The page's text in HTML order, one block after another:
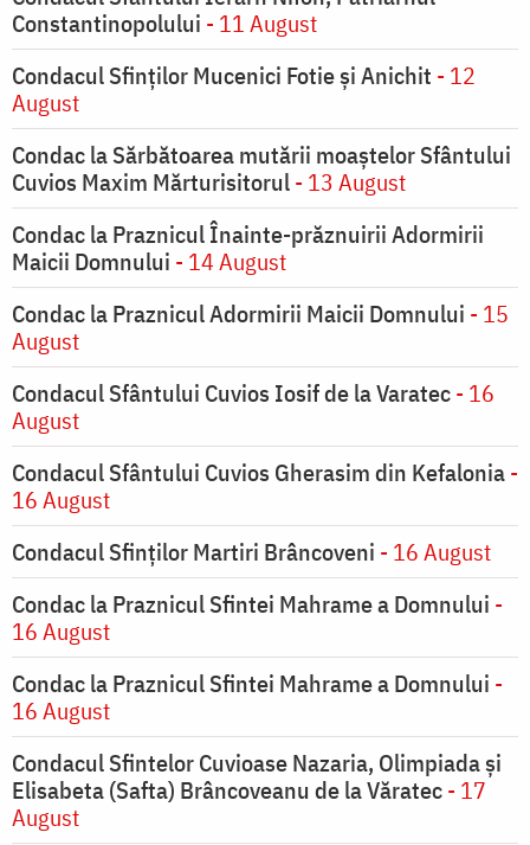
Constantinopolului - 11 August
Condacul Sfinţilor Mucenici Fotie şi Anichit - 12
August
Condac la Sărbătoarea mutării moaştelor Sfântului
Cuvios Maxim Mărturisitorul- 13 August
Condac la Praznicul Înainte-prăznuirii Adormirii
Maicii Domnului - 14 August
Condac la Praznicul Adormirii Maicii Domnului - 15
August
Condacul Sfântului Cuvios Iosif de la Varatec- 16
August
Condacul Sfântului Cuvios Gherasim din Kefalonia-
16 August
Condacul Sfinților Martiri Brâncoveni - 16 August
Condac la Praznicul Sfintei Mahrame a Domnului -
16 August
Condac la Praznicul Sfintei Mahrame a Domnului -
16 August
Condacul Sfintelor Cuvioase Nazaria, Olimpiada și
Elisabeta (Safta) Brâncoveanu de la Văratec- 17
August